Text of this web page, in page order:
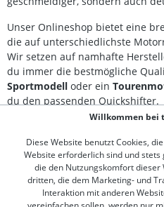
Quickshifter-System Passender Kabelbaum für Ihr
nicht für den Straßenverkehr
Healtech Schaltautomat iQSE-W1 Modul
Motorradspezifischer Kabelbaum
Englischsprachige
Unser Onlineshop bietet eine
die auf unterschiedlichste
Wir setzen auf namhafte
du immer die bestmögliche
Sportmodell oder ein
du den passenden Quickshifter.
wird, damit die Langlebigkeit
Quickshifters gewährleistet
und verbessere die
Quickshifter aus unserem
Dimension des Fahrens!
Willkommen bei
Diese Website benutzt Cookies,
Website erforderlich sind und stets
die den Nutzungskomfort dieser
dritten, die dem Marketing- und
Interaktion mit anderen